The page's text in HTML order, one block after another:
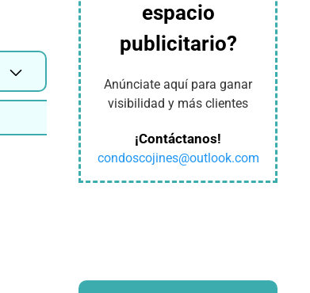
espacio
publicitario?
Anúnciate aquí para ganar
visibilidad y más clientes
¡Contáctanos!
condoscojines@outlook.com